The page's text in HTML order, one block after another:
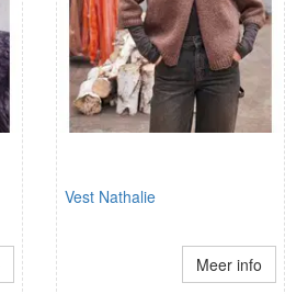
Vest Nathalie
Meer info